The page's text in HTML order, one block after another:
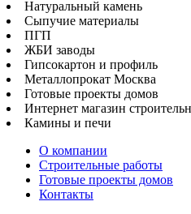
Натуральный камень
Сыпучие материалы
ПГП
ЖБИ заводы
Гипсокартон и профиль
Металлопрокат Москва
Готовые проекты домов
Интернет магазин
Камины и печи
О компании
Строительные работы
Готовые проекты домов
Контакты